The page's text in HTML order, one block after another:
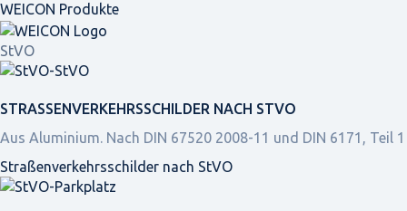
WEICON Produkte
StVO
STRASSEN­VERKEHRS­SCHILDER NACH STVO
Aus Aluminium. Nach DIN 67520 2008-11 und DIN 6171, Teil 1
Straßen­verkehrs­schilder nach StVO